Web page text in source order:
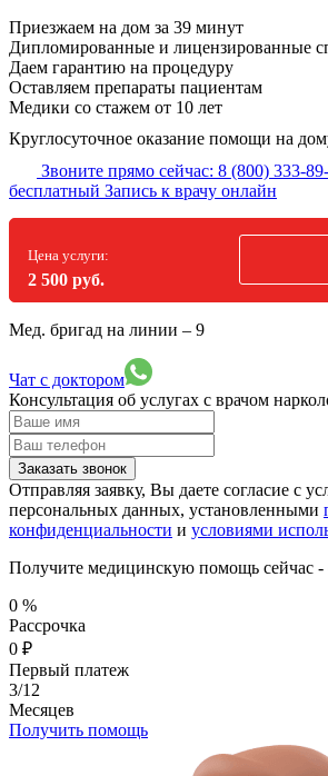
Приезжаем на дом за 39 минут
Дипломированные и лицензированные
Даем гарантию на процедуру
Оставляем препараты пациентам
Медики со стажем от 10 лет
Круглосуточное оказание помощи на
Звоните прямо сейчас: 8 (800) 333-
бесплатный Запись к врачу онлайн
Цена услуги:
2 500 руб.
Мед. бригад на линии – 9
Чат с доктором
Консультация об услугах с врачом
Заказать звонок
Отправляя заявку, Вы даете согласие с
персональных данных, установленными
конфиденциальности и условиями
Получите медицинскую помощь сейчас -
0 %
Рассрочка
0 ₽
Первый платеж
3/12
Месяцев
Получить помощь